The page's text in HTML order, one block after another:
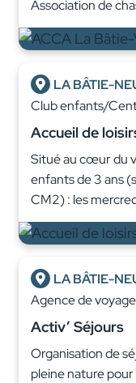
Association de
LA BÂTIE-
Club enfants/
Accueil de
Situé au cœur du
enfants de 3 ans
CM2) : les
LA BÂTIE-
Agence de
Activ’ Séjours
Organisation de
pleine nature